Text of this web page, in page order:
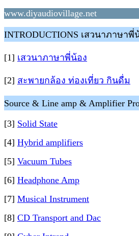
www.diyaudiovillage.net
INTRODUCTIONS เสวนาภาษาพี่
[1] เสวนาภาษาพี่น้อง
[2] สะพายกล้อง ท่องเที่ยว กินดื่ม
Source & Line amp & Amplifier
[3] Solid State
[4] Hybrid amplifiers
[5] Vacuum Tubes
[6] Headphone Amp
[7] Musical Instrument
[8] CD Transport and Dac